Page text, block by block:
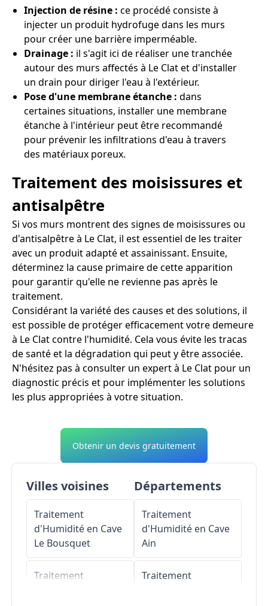
Injection de résine : ce procédé consiste à
injecter un produit hydrofuge dans les murs
pour créer une barrière imperméable.
Drainage : il s'agit ici de réaliser une tranchée
autour des murs affectés à Le Clat et d'installer
un drain pour diriger l'eau à l'extérieur.
Pose d'une membrane étanche : dans
certaines situations, installer une membrane
étanche à l'intérieur peut être recommandé
pour prévenir les infiltrations d'eau à travers
des matériaux poreux.
Traitement des moisissures et
antisalpêtre
Si vos murs montrent des signes de moisissures ou
d'antisalpêtre à Le Clat, il est essentiel de les traiter
avec un produit adapté et assainissant. Ensuite,
déterminez la cause primaire de cette apparition
pour garantir qu'elle ne revienne pas après le
traitement.
Considérant la variété des causes et des solutions, il
est possible de protéger efficacement votre demeure
à Le Clat contre l'humidité. Cela vous évite les tracas
de santé et la dégradation qui peut y être associée.
N'hésitez pas à consulter un expert à Le Clat pour un
diagnostic précis et pour implémenter les solutions
les plus appropriées à votre situation.
Obtenir un devis gratuitement
Villes voisines
Traitement
d'Humidité en Cave
Le Bousquet
Traitement
Départements
Traitement
d'Humidité en Cave
Ain
Traitement